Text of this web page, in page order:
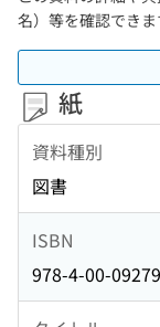
名）等を確認できま
紙
資料種別
図書
ISBN
978-4-00-